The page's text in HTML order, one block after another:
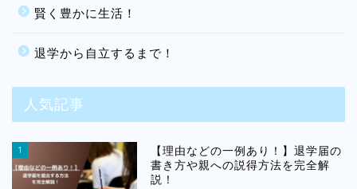
賢く豊かに生活！
退学から自立するまで！
人気記事
1
【理由などの一例あり！】退学届の
書き方や親への説得方法を完全解
説！